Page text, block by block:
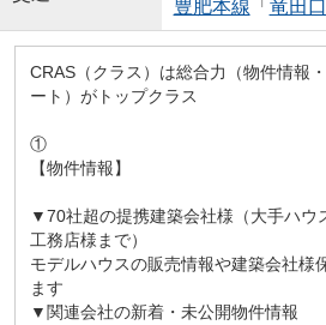
豊肥本線 「 竜田口
CRAS（クラス）は総合力（物件情報
ート）がトップクラス
①
【物件情報】
▼70社超の提携建築会社様（大手ハウ
工務店様まで）
モデルハウスの販売情報や建築会社様
ます
▼関連会社の新着・未公開物件情報